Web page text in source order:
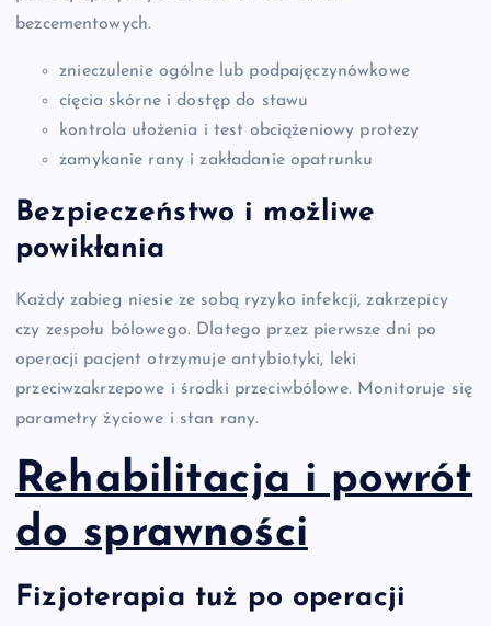
bezcementowych.
znieczulenie ogólne lub podpajęczynówkowe
cięcia skórne i dostęp do stawu
kontrola ułożenia i test obciążeniowy protezy
zamykanie rany i zakładanie opatrunku
Bezpieczeństwo i możliwe
powikłania
Każdy zabieg niesie ze sobą ryzyko infekcji, zakrzepicy
czy zespołu bólowego. Dlatego przez pierwsze dni po
operacji pacjent otrzymuje antybiotyki, leki
przeciwzakrzepowe i środki przeciwbólowe. Monitoruje się
parametry życiowe i stan rany.
Rehabilitacja i powrót
do sprawności
Fizjoterapia tuż po operacji